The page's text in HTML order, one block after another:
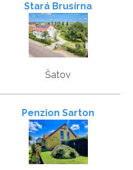
Stará Brusírna
Šatov
Penzion Sarton